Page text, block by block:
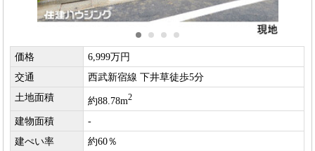
価格
6,999万円
交通
西武新宿線 下井草徒歩5分
土地面積
約88.78m2
建物面積
-
建ぺい率
約60％